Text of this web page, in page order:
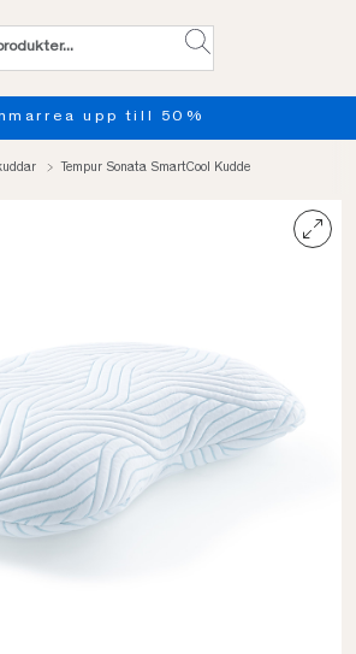
upp till 50%
Tempur Sonata SmartCool Kudde